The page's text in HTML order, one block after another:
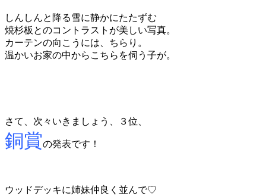
しんしんと降る雪に静かにたたずむ
焼杉板とのコントラストが美しい写真。
カーテンの向こうには、ちらり。
温かいお家の中からこちらを伺う子が。
さて、次々いきましょう、３位、
銅賞の発表です！
ウッドデッキに姉妹仲良く並んで♡